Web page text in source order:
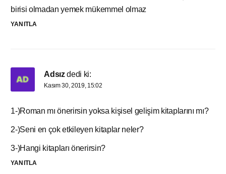
birisi olmadan yemek mükemmel olmaz
YANITLA
Adsız dedi ki:
Kasım 30, 2019, 15:02
1-)Roman mı önerirsin yoksa kişisel gelişim kitaplarını mı?
2-)Seni en çok etkileyen kitaplar neler?
3-)Hangi kitapları önerirsin?
YANITLA